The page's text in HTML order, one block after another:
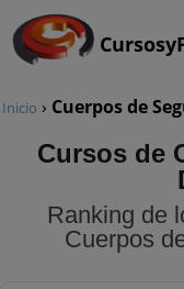
Inicio › Cuerpos de
Cursos de
Ranking de
Cuerpos